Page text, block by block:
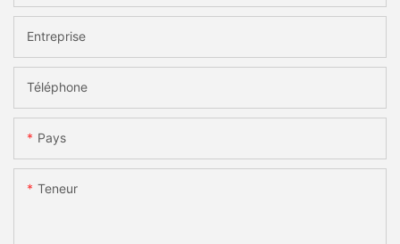
Entreprise
Téléphone
Pays
Teneur